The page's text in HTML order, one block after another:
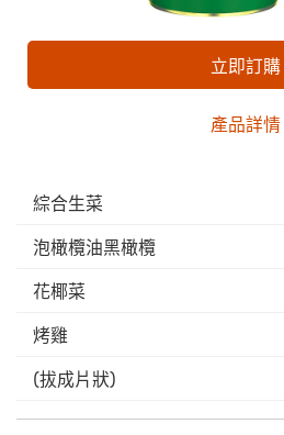
立即訂購
產品詳情
綜合生菜
泡橄欖油黑橄欖
花椰菜
烤雞
(拔成片狀)